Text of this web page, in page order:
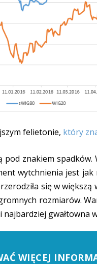
felietonie, który
znakiem spadków.
wytchnienia jest jak
się w
rozmiarów.
gwałtowna
WIĘCEJ